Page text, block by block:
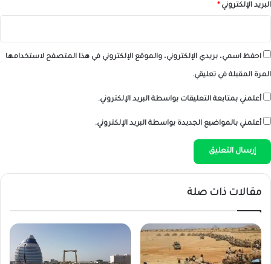
البريد الإلكتروني*
احفظ اسمي، بريدي الإلكتروني، والموقع الإلكتروني في هذا المتصفح لاستخدامها
المرة المقبلة في تعليقي.
أعلمني بمتابعة التعليقات بواسطة البريد الإلكتروني.
أعلمني بالمواضيع الجديدة بواسطة البريد الإلكتروني.
مقالات ذات صلة